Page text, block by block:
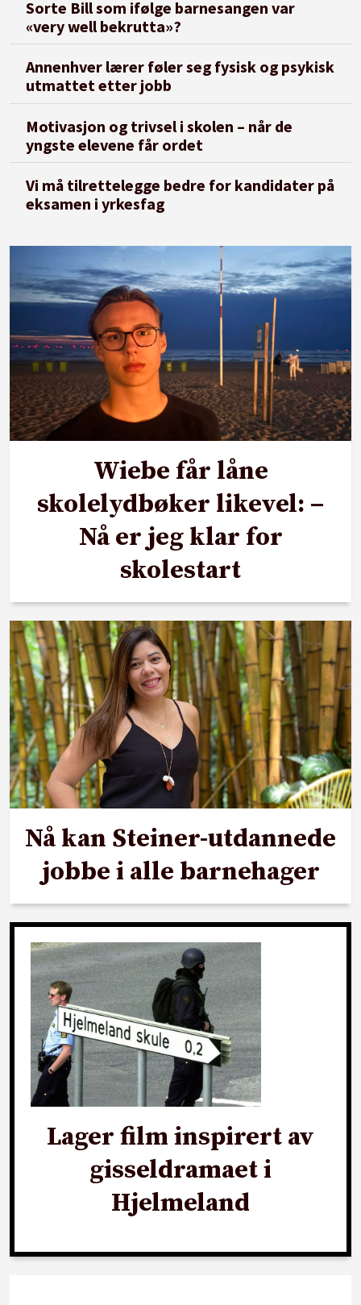
Sorte Bill som ifølge barnesangen var
«very well bekrutta»?
Annenhver lærer føler seg fysisk og psykisk
utmattet etter jobb
Motivasjon og trivsel i skolen – når de
yngste elevene får ordet
Vi må tilrettelegge bedre for kandidater på
eksamen i yrkesfag
Wiebe får låne
skolelydbøker likevel: –
Nå er jeg klar for
skolestart
Nå kan Steiner-utdannede
jobbe i alle barnehager
Lager film inspirert av
gisseldramaet i
Hjelmeland